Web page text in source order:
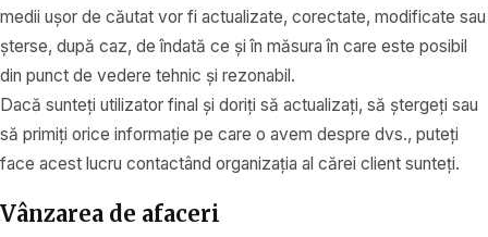
medii ușor de căutat vor fi actualizate, corectate, modificate sau
șterse, după caz, de îndată ce și în măsura în care este posibil
din punct de vedere tehnic și rezonabil.
Dacă sunteți utilizator final și doriți să actualizați, să ștergeți sau
să primiți orice informație pe care o avem despre dvs., puteți
face acest lucru contactând organizația al cărei client sunteți.
Vânzarea de afaceri